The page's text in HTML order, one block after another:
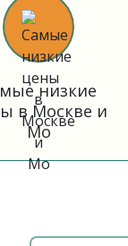
низкие
в Москве и
Мо